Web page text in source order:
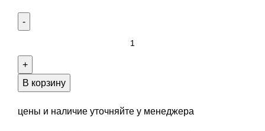
Грунт
адгезионный
BetonKontakt
В корзину
цены и наличие уточняйте у менеджера